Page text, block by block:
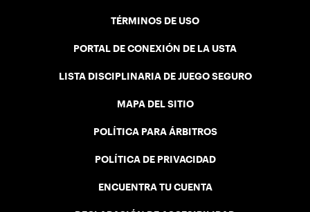
TÉRMINOS DE USO
PORTAL DE CONEXIÓN DE LA USTA
LISTA DISCIPLINARIA DE JUEGO SEGURO
MAPA DEL SITIO
POLÍTICA PARA ÁRBITROS
POLÍTICA DE PRIVACIDAD
ENCUENTRA TU CUENTA